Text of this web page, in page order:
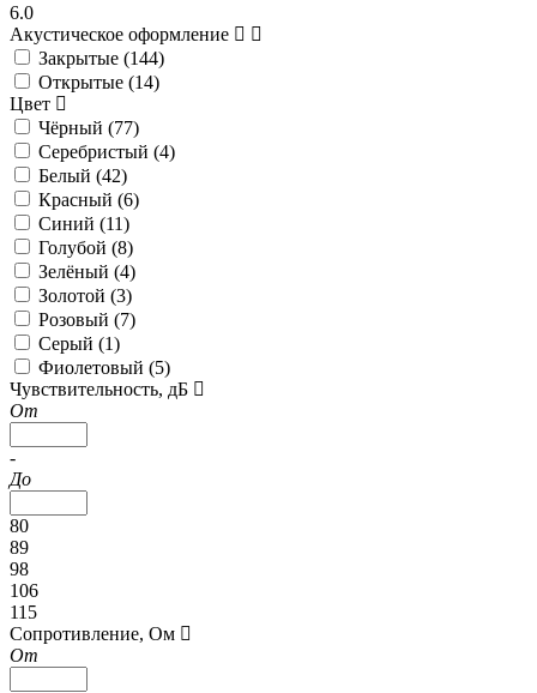
6.0
Акустическое оформление
Закрытые (144)
Открытые (14)
Цвет
Чёрный (77)
Серебристый (4)
Белый (42)
Красный (6)
Синий (11)
Голубой (8)
Зелёный (4)
Золотой (3)
Розовый (7)
Серый (1)
Фиолетовый (5)
Чувствительность, дБ
От
-
До
80
89
98
106
115
Сопротивление, Ом
От